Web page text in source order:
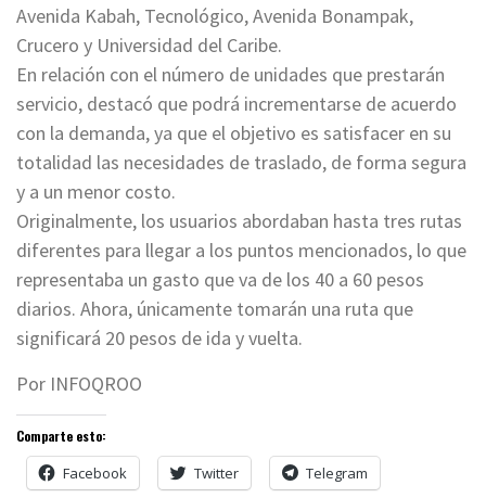
Avenida Kabah, Tecnológico, Avenida Bonampak,
Crucero y Universidad del Caribe.
En relación con el número de unidades que prestarán
servicio, destacó que podrá incrementarse de acuerdo
con la demanda, ya que el objetivo es satisfacer en su
totalidad las necesidades de traslado, de forma segura
y a un menor costo.
Originalmente, los usuarios abordaban hasta tres rutas
diferentes para llegar a los puntos mencionados, lo que
representaba un gasto que va de los 40 a 60 pesos
diarios. Ahora, únicamente tomarán una ruta que
significará 20 pesos de ida y vuelta.
Por INFOQROO
Comparte esto:
Facebook Twitter Telegram